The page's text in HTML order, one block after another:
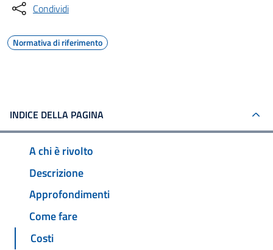
Condividi
Normativa di riferimento
INDICE DELLA PAGINA
A chi è rivolto
Descrizione
Approfondimenti
Come fare
Costi